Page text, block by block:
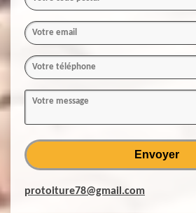
protoiture78@gmail.com